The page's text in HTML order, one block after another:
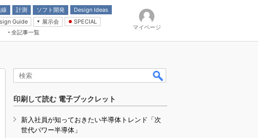
計測 ソフト開発
Design Ideas
回路Guide
展示会
ィング展
SPECIAL
全記事一覧
マイページ
印刷して読む 電子ブックレット
新入社員が知っておきたい半導体トレンド「次
世代パワー半導体」